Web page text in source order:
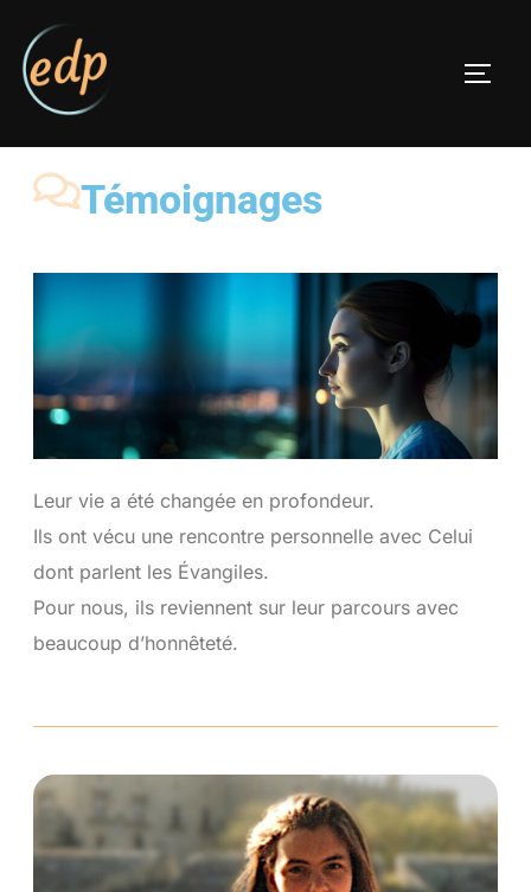
Témoignages
Leur vie a été changée en profondeur.
Ils ont vécu une rencontre personnelle avec Celui
dont parlent les Évangiles.
Pour nous, ils reviennent sur leur parcours avec
beaucoup d’honnêteté.